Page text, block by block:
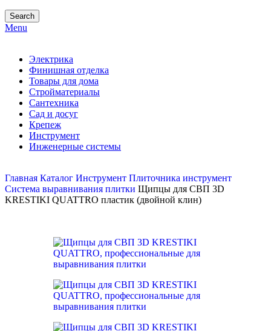
Search
Menu
Электрика
Финишная отделка
Товары для дома
Стройматериалы
Сантехника
Сад и досуг
Крепеж
Инструмент
Инженерные системы
Главная Каталог Инструмент Плиточника инструмент
Система выравнивания плитки Щипцы для СВП 3D
KRESTIKI QUATTRO пластик (двойной клин)